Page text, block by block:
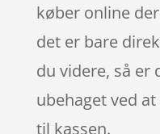
køber online
det er bare
du videre, så er
ubehaget ved
til kassen.